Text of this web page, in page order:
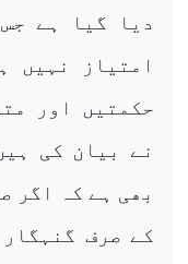
دیا گیا ہے
امتیاز نہیں
حکمتیں اور
نے بیان کی
بھی ہے کہ اگر
کے صرف